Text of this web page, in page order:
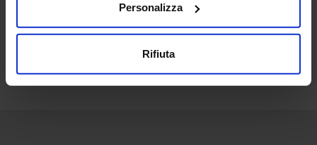
Personalizza
Rifiuta